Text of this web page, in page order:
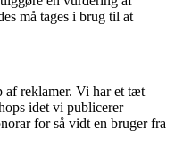
må tages i brug til at
af reklamer. Vi har et tæt
idet vi publicerer
for så vidt en bruger fra